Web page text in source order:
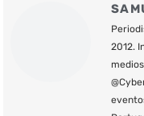
2012.